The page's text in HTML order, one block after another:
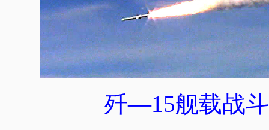
歼—15舰载战